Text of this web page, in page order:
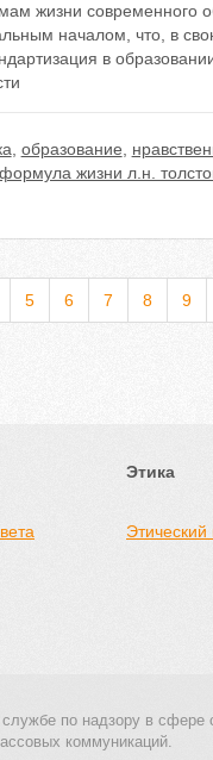
жизни современного
началом, что, в
в
образование
формула жизни л.н.
5 6 7 8 9
Этика
Этический
по надзору в сфере
коммуникаций.